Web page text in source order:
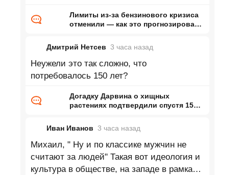
Лимиты из-за бензинового кризиса
отменили — как это прогнозировал
Дмитрий Нетсев 3 часа назад
Неужели это так сложно, что
потребовалось 150 лет?
Догадку Дарвина о хищных
растениях подтвердили спустя 150
Иван Иванов 3 часа назад
Михаил, " Ну и по классике мужчин не
считают за людей" Такая вот идеология и
культура в обществе, на западе в рамках